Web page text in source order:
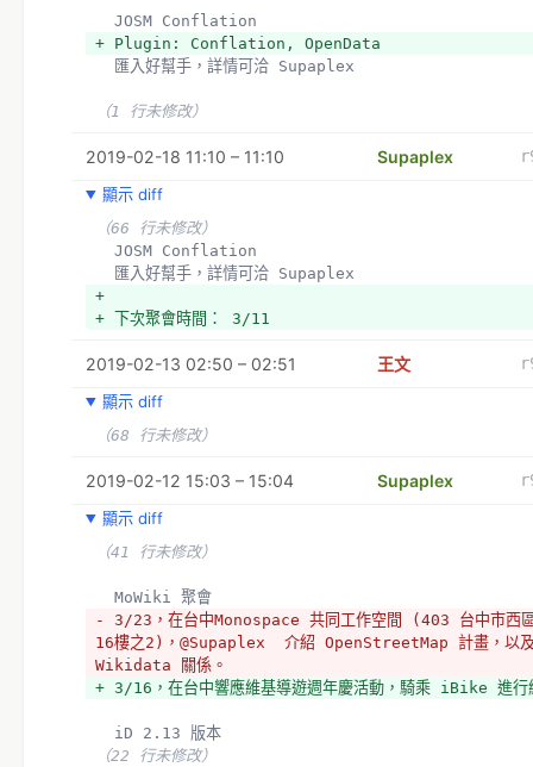
  JOSM Conflation
+ Plugin: Conflation, OpenData
  匯入好幫手，詳情可洽 Supaplex
（1 行未修改）
2019-02-18 11:10 – 11:10 Supaplex
顯示 diff
（66 行未修改）
  JOSM Conflation
  匯入好幫手，詳情可洽 Supaplex
+
+ 下次聚會時間： 3/11
2019-02-13 02:50 – 02:51 王文
顯示 diff
（68 行未修改）
2019-02-12 15:03 – 15:04 Supaplex
顯示 diff
（41 行未修改）
  MoWiki 聚會
- 3/23，在台中Monospace 共同工作空間 (403 台中市西區
16樓之2)，@Supaplex  介紹 OpenStreetMap 計畫，以及
Wikidata 關係。
+ 3/16，在台中響應維基導遊週年慶活動，騎乘 iBike 進行
  iD 2.13 版本
（22 行未修改）